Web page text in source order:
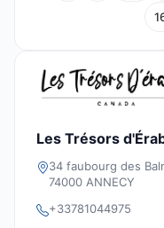
Les Trésors
34 faubourg des
74000 ANNECY
+33781044975